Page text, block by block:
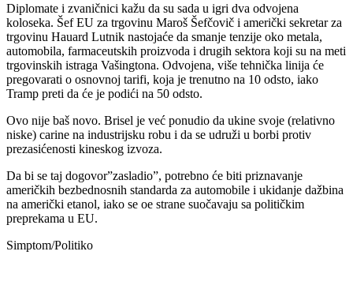
Diplomate i zvaničnici kažu da su sada u igri dva odvojena
koloseka. Šef EU za trgovinu Maroš Šefčovič i američki sekretar za
trgovinu Hauard Lutnik nastojaće da smanje tenzije oko metala,
automobila, farmaceutskih proizvoda i drugih sektora koji su na meti
trgovinskih istraga Vašingtona. Odvojena, više tehnička linija će
pregovarati o osnovnoj tarifi, koja je trenutno na 10 odsto, iako
Tramp preti da će je podići na 50 odsto.
Ovo nije baš novo. Brisel je već ponudio da ukine svoje (relativno
niske) carine na industrijsku robu i da se udruži u borbi protiv
prezasićenosti kineskog izvoza.
Da bi se taj dogovor”zasladio”, potrebno će biti priznavanje
američkih bezbednosnih standarda za automobile i ukidanje dažbina
na američki etanol, iako se oe strane suočavaju sa političkim
preprekama u EU.
Simptom/Politiko